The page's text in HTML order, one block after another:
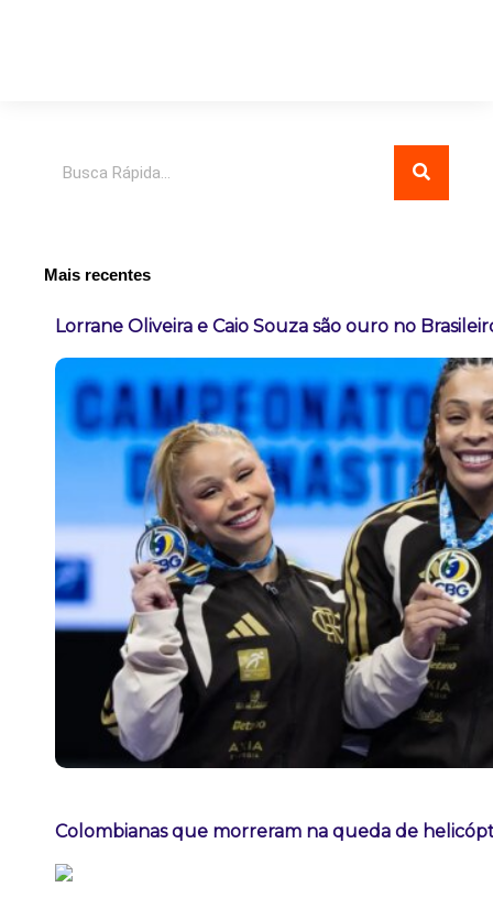
Mais recentes
Lorrane Oliveira e Caio Souza são ouro no
Colombianas que morreram na queda de